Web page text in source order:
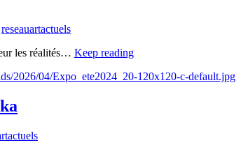
reseauartactuels
les réalités… Keep reading
2026/04/Expo_ete2024_20-120x120-c-default.jpg